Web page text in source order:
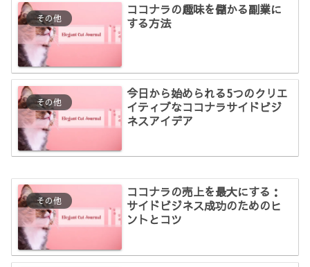
その他
ココナラの趣味を儲かる副業に
する方法
その他
今日から始められる5つのクリエ
イティブなココナラサイドビジ
ネスアイデア
その他
ココナラの売上を最大にする：
サイドビジネス成功のためのヒ
ントとコツ